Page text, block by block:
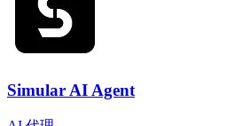
Simular AI Agent